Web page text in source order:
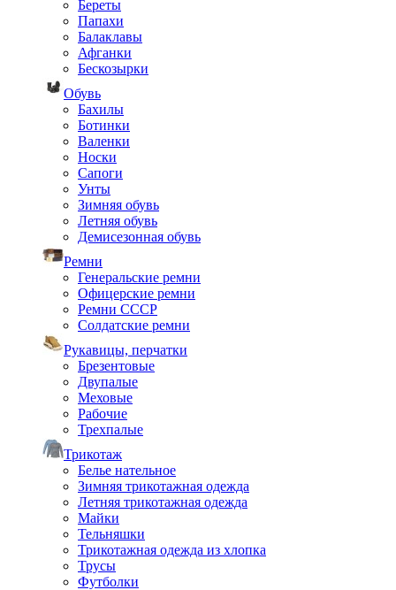
Береты
Папахи
Балаклавы
Афганки
Бескозырки
Обувь
Бахилы
Ботинки
Валенки
Носки
Сапоги
Унты
Зимняя обувь
Летняя обувь
Демисезонная обувь
Ремни
Генеральские ремни
Офицерские ремни
Ремни СССР
Солдатские ремни
Рукавицы, перчатки
Брезентовые
Двупалые
Меховые
Рабочие
Трехпалые
Трикотаж
Белье нательное
Зимняя трикотажная одежда
Летняя трикотажная одежда
Майки
Тельняшки
Трикотажная одежда из хлопка
Трусы
Футболки